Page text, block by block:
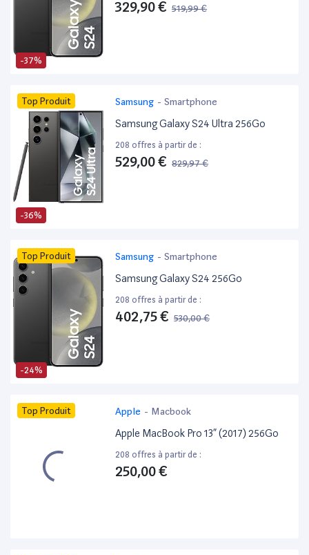
-37%
329,90 € 519,99 €
-36%
Top Produit Samsung - Smartphone
Samsung Galaxy S24 Ultra 256Go
208 offres à partir de :
529,00 € 829,97 €
-24%
Top Produit Samsung - Smartphone
Samsung Galaxy S24 256Go
208 offres à partir de :
402,75 € 530,00 €
Top Produit Apple - Macbook
Apple MacBook Pro 13” (2017) 256Go
208 offres à partir de :
250,00 €